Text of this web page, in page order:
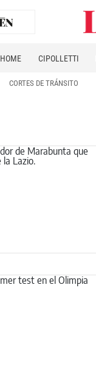
HOME CIPOLLETTI
CORTES DE TRÁNSITO